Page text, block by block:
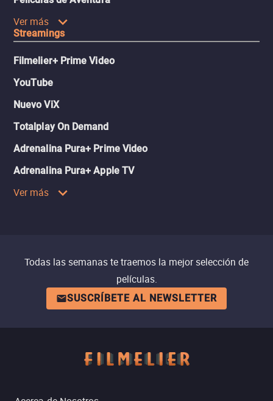
Ver más
Streamings
Filmelier+ Prime Video
YouTube
Nuevo ViX
Totalplay On Demand
Adrenalina Pura+ Prime Video
Adrenalina Pura+ Apple TV
Ver más
Todas las semanas te traemos la mejor selección de
películas.
SUSCRÍBETE AL NEWSLETTER